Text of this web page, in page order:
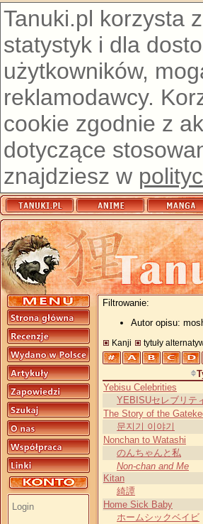
Tanuki.pl korzysta
statystyk i dla
użytkowników,
reklamodawcy.
cookie zgodnie z
dotyczące
znajdziesz w
Filtrowanie:
Autor opisu:
Kanji tytuły
Yebisu Celebrities
YEBISUセレブリテ
The Story of the
문지기 이야기
Nonchan to Watashi
のんちゃんと私
Non-chan and Me
Kitan
綺譚
Home Sick Baby
ホームシックベイビ